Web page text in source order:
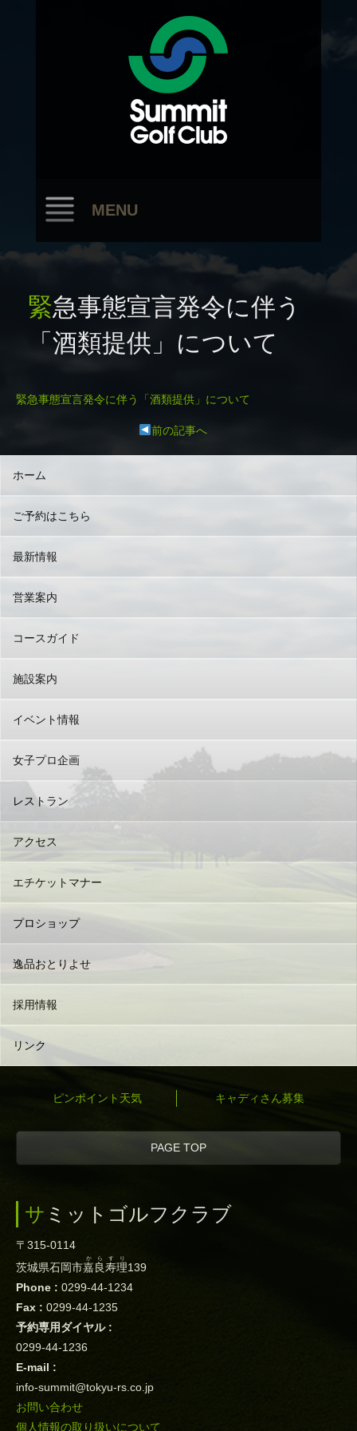
MENU
緊急事態宣言発令に伴う
「酒類提供」について
緊急事態宣言発令に伴う「酒類提供」について
前の記事へ
ホーム
ご予約はこちら
最新情報
営業案内
コースガイド
施設案内
イベント情報
女子プロ企画
レストラン
アクセス
エチケットマナー
プロショップ
逸品おとりよせ
採用情報
リンク
ピンポイント天気 キャディさん募集
PAGE TOP
サミットゴルフクラブ
〒315-0114
茨城県石岡市嘉良寿理
からすり
139
Phone : 0299-44-1234
Fax : 0299-44-1235
予約専用ダイヤル :
0299-44-1236
E-mail :
info-summit@tokyu-rs.co.jp
お問い合わせ
個人情報の取り扱いについて